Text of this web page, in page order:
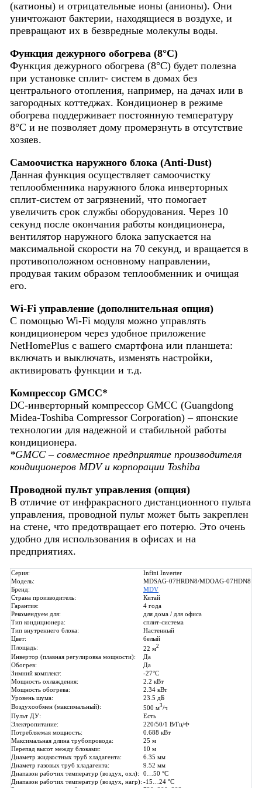
(катионы) и отрицательные ионы (анионы). Они
уничтожают бактерии, находящиеся в воздухе, и
превращают их в безвредные молекулы воды.
Функция дежурного обогрева (8°С)
Функция дежурного обогрева (8°C) будет полезна
при установке сплит- систем в домах без
центрального отопления, например, на дачах или в
загородных коттеджах. Кондиционер в режиме
обогрева поддерживает постоянную температуру
8°C и не позволяет дому промерзнуть в отсутствие
хозяев.
Самоочистка наружного блока (Anti-Dust)
Данная функция осуществляет самоочистку
теплообменника наружного блока инверторных
сплит-систем от загрязнений, что помогает
увеличить срок службы оборудования. Через 10
секунд после окончания работы кондиционера,
вентилятор наружного блока запускается на
максимальной скорости на 70 секунд, и вращается в
противоположном основному направлении,
продувая таким образом теплообменник и очищая
его.
Wi-Fi управление (дополнительная опция)
С помощью Wi-Fi модуля можно управлять
кондиционером через удобное приложение
NetHomePlus с вашего смартфона или планшета:
включать и выключать, изменять настройки,
активировать функции и т.д.
Компрессор GMCC*
DC-инверторный компрессор GMCC (Guangdong
Midea-Toshiba Compressor Corporation) – японские
технологии для надежной и стабильной работы
кондиционера.
*GMCC – совместное предприятие производителя
кондиционеров MDV и корпорации Toshiba
Проводной пульт управления (опция)
В отличие от инфракрасного дистанционного пульта
управления, проводной пульт может быть закреплен
на стене, что предотвращает его потерю. Это очень
удобно для использования в офисах и на
предприятиях.
Серия:
Infini Inverter
Модель:
MDSAG-07HRDN8/MDOAG-07HDN8
Бренд:
MDV
Страна производитель:
Китай
Гарантия:
4 года
Рекомендуем для:
для дома / для офиса
Тип кондиционера:
сплит-система
Тип внутреннего блока:
Настенный
Цвет:
белый
Площадь:
22 м2
Инвертор (плавная регулировка мощности):
Да
Обогрев:
Да
Зимний комплект:
-27°C
Мощность охлаждения:
2.2 кВт
Мощность обогрева:
2.34 кВт
Уровень шума:
23.5 дБ
Воздухообмен (максимальный):
500 м3/ч
Пульт ДУ:
Есть
Электропитание:
220/50/1 В/Гц/Ф
Потребляемая мощность:
0.688 кВт
Максимальная длина трубопровода:
25 м
Перепад высот между блоками:
10 м
Диаметр жидкостных труб хладагента:
6.35 мм
Диаметр газовых труб хладагента:
9.52 мм
Диапазон рабочих температур (воздух, охл):
0…50 °C
Диапазон рабочих температур (воздух, нагр): -15…24 °C